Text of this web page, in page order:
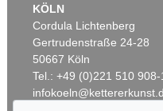
KÖLN
Cordula Lichtenberg
Gertrudenstraße 24-28
50667 Köln
Tel.: +49 (0)221 510 908-